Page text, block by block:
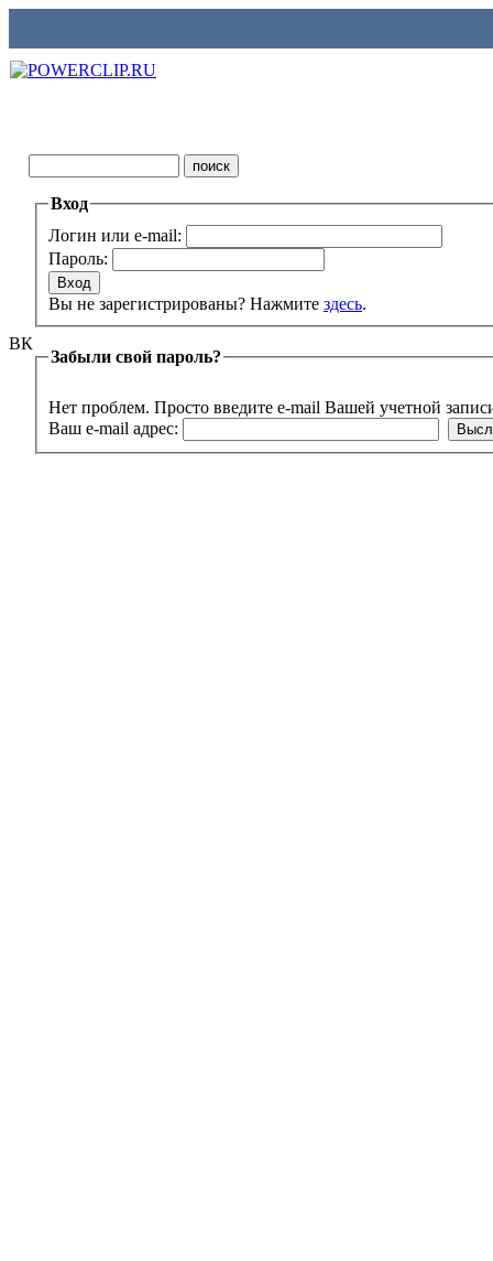
ВК
Вход
Логин или e-mail:
Пароль:
Вы не зарегистрированы? Нажмите здесь.
Забыли свой пароль?
Нет проблем. Просто введите e-mail Вашей учетной
Ваш e-mail адрес: